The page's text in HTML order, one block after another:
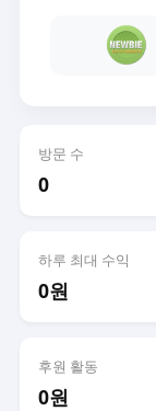
방문 수
0
하루 최대 수익
0원
후원 활동
0원